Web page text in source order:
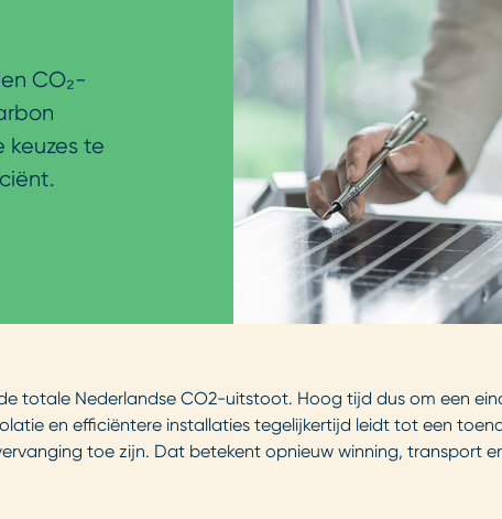
CO₂-
keuzes te
totale Nederlandse CO2-uitstoot. Hoog tijd dus om een
en efficiëntere installaties tegelijkertijd leidt tot een
toe zijn. Dat betekent opnieuw winning, transport